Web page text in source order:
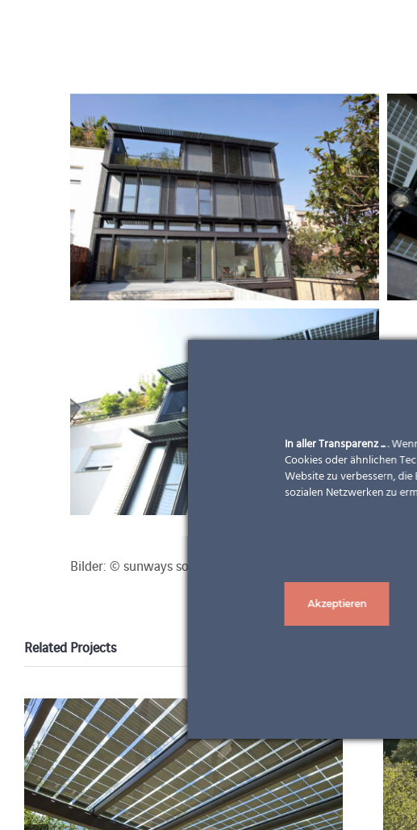
Bilder: © sunways solar AG
Related Projects
In aller Transparenz ....
Cookies oder ähnlichen
Website zu verbessern,
sozialen Netzwerken zu
Akzeptieren